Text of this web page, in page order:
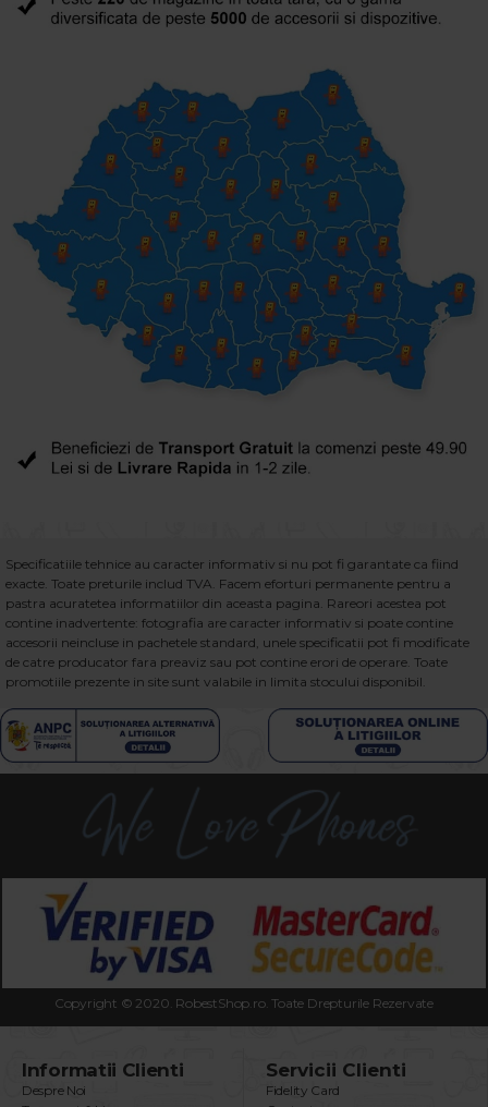
Specificatiile tehnice au caracter informativ si nu pot fi garantate ca fiind
exacte. Toate preturile includ TVA. Facem eforturi permanente pentru a
pastra acuratetea informatiilor din aceasta pagina. Rareori acestea pot
contine inadvertente: fotografia are caracter informativ si poate contine
accesorii neincluse in pachetele standard, unele specificatii pot fi modificate
de catre producator fara preaviz sau pot contine erori de operare. Toate
promotiile prezente in site sunt valabile in limita stocului disponibil.
Copyright © 2020. RobestShop.ro. Toate Drepturile Rezervate
Informatii Clienti
Despre Noi
Servicii Clienti
Fidelity Card